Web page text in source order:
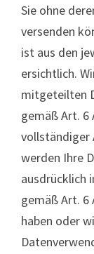
Sie ohne
versenden
ist aus den
ersichtlich.
mitgeteilten
gemäß Art. 6
vollständiger
werden Ihre
ausdrücklich
gemäß Art. 6
haben oder